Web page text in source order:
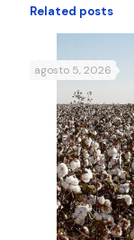
Related posts
agosto 5, 2026